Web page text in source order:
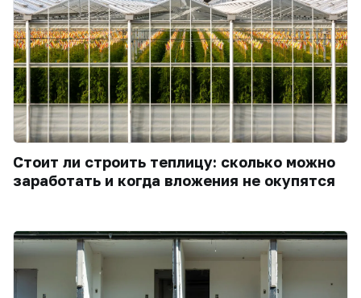
Стоит ли строить теплицу: сколько можно
заработать и когда вложения не окупятся